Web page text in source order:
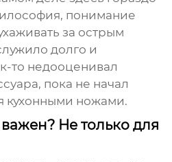
понимание
за острым
долго и
то недооценивал
пока не начал
кухонными ножами.
Не только для